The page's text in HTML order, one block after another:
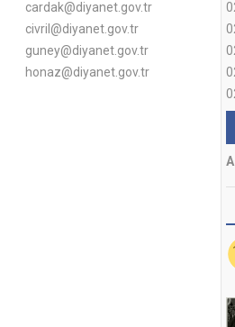
cardak@diyanet.gov.tr
civril@diyanet.gov.tr
guney@diyanet.gov.tr
honaz@diyanet.gov.tr